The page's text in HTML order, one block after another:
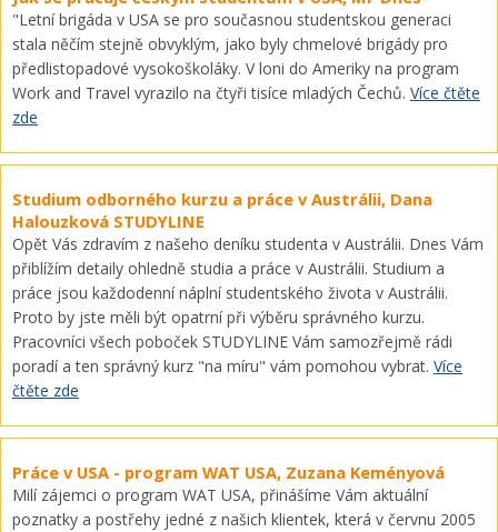
"Letní brigáda v USA se pro současnou studentskou generaci
stala něčím stejně obvyklým, jako byly chmelové brigády pro
předlistopadové vysokoškoláky. V loni do Ameriky na program
Work and Travel vyrazilo na čtyři tisíce mladých Čechů. Více čtěte
zde
Studium odborného kurzu a práce v Austrálii, Dana
Halouzková STUDYLINE
Opět Vás zdravím z našeho deníku studenta v Austrálii. Dnes Vám
přiblížím detaily ohledně studia a práce v Austrálii. Studium a
práce jsou každodenní náplní studentského života v Austrálii.
Proto by jste měli být opatrní při výběru správného kurzu.
Pracovníci všech poboček STUDYLINE Vám samozřejmě rádi
poradí a ten správný kurz "na míru" vám pomohou vybrat. Více
čtěte zde
Práce v USA - program WAT USA, Zuzana Keményová
Milí zájemci o program WAT USA, přinášíme Vám aktuální
poznatky a postřehy jedné z našich klientek, která v červnu 2005